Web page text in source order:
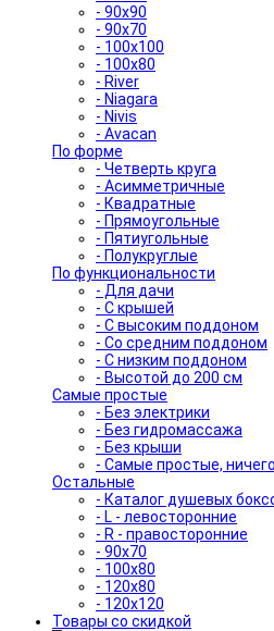
- 90x90
- 90x70
- 100x100
- 100x80
- River
- Niagara
- Nivis
- Avacan
По форме
- Четверть круга
- Асимметричные
- Квадратные
- Прямоугольные
- Пятиугольные
- Полукруглые
По функциональности
- Для дачи
- С крышей
- С высоким поддоном
- Со средним поддоном
- С низким поддоном
- Высотой до 200 см
Самые простые
- Без электрики
- Без гидромассажа
- Без крыши
- Самые простые,
Остальные
- Каталог душевых
- L - левосторонние
- R - правосторонние
- 90x70
- 100x80
- 120x80
- 120x120
Товары со скидкой